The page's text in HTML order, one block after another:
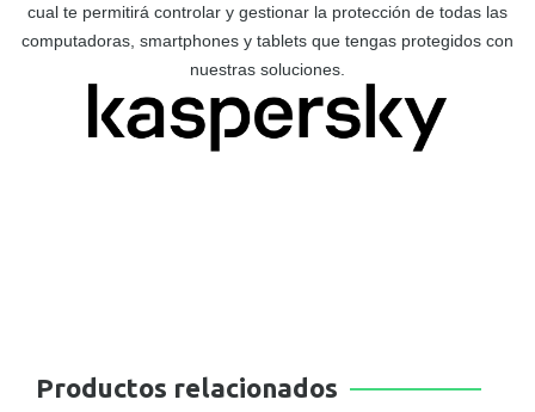
cual te permitirá controlar y gestionar la protección de todas las
computadoras, smartphones y tablets que tengas protegidos con
nuestras soluciones.
Productos relacionados